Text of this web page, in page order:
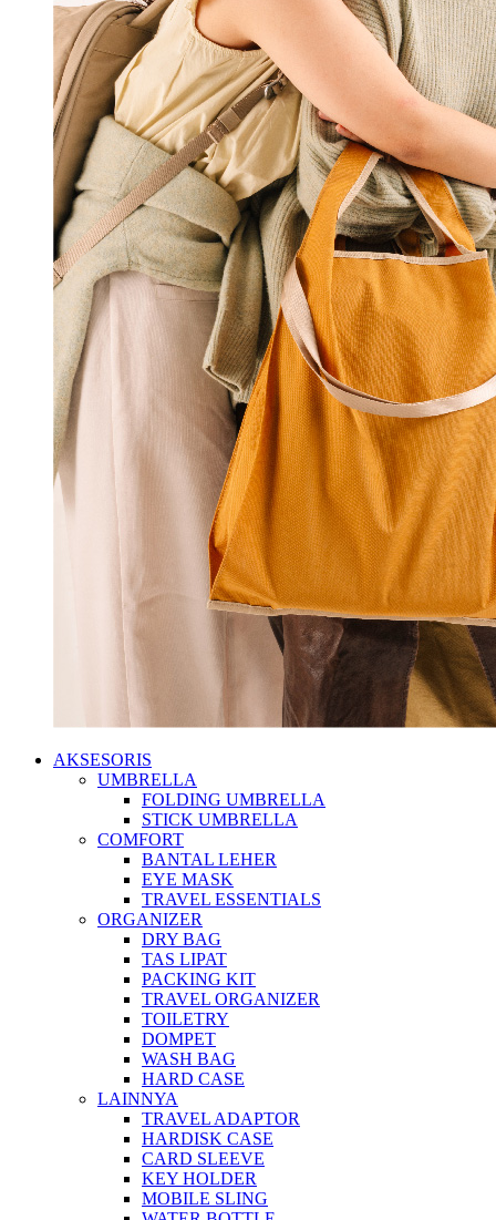
AKSESORIS
UMBRELLA
FOLDING UMBRELLA
STICK UMBRELLA
COMFORT
BANTAL LEHER
EYE MASK
TRAVEL ESSENTIALS
ORGANIZER
DRY BAG
TAS LIPAT
PACKING KIT
TRAVEL ORGANIZER
TOILETRY
DOMPET
WASH BAG
HARD CASE
LAINNYA
TRAVEL ADAPTOR
HARDISK CASE
CARD SLEEVE
KEY HOLDER
MOBILE SLING